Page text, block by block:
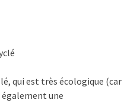
qui est très écologique (car
une